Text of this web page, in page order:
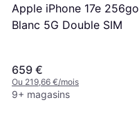
Apple iPhone 17e 256go
Blanc 5G Double SIM
659 €
Ou 219,66 €/mois
9+ magasins